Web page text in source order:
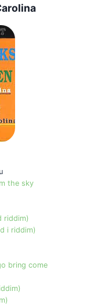
the sky
riddim)
i riddim)
bring come